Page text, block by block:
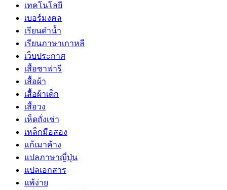
เทคโนโลยี
เบอร์มงคล
เรียนดำน้ำ
เรียนภาษาเกาหลี
เว็บประกาศ
เสื้อซาฟารี
เสื้อผ้า
เสื้อผ้าเด็ก
เสื้อวง
เห็ดถั่งเช่า
เหล็กมือสอง
แก้เมาค้าง
แปลภาษาญี่ปุ่น
แปลเอกสาร
แพ้ง่าย